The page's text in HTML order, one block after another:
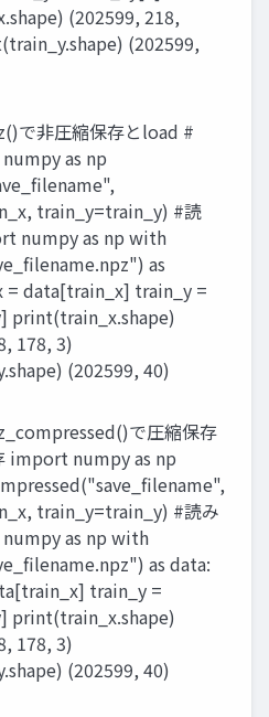
(202599, 218,
(202599,
で非圧縮保存とload #
as np
train_y=train_y) #読
numpy as np with
as
= data[train_x] train_y =
print(train_x.shape)
178, 3)
(202599, 40)
で圧縮保存
import numpy as np
train_y=train_y) #読み
as np with
as data:
train_y =
print(train_x.shape)
178, 3)
(202599, 40)